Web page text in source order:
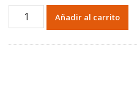
Fregadora
Giratoria
Añadir al carrito